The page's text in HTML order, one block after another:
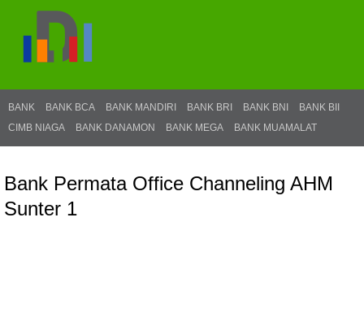
BANK BANK BCA BANK MANDIRI BANK BRI BANK BNI
BANK BII
CIMB NIAGA
BANK DANAMON BANK MEGA BANK MUAMALAT
Bank Permata Office Channeling AHM
Sunter 1